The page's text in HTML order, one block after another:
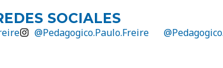
SOCIALES
@Pedagogico.Paulo.Freire